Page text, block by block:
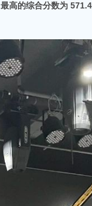
最高的综合分数为